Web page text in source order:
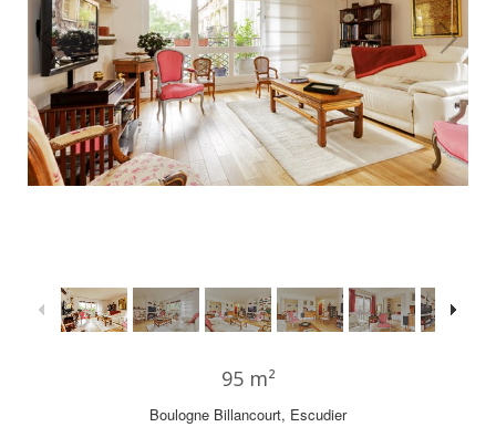
95 m²
Boulogne Billancourt, Escudier